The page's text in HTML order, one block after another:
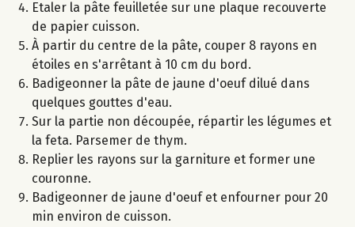
Etaler la pâte feuilletée sur une plaque recouverte
de papier cuisson.
À partir du centre de la pâte, couper 8 rayons en
étoiles en s'arrêtant à 10 cm du bord.
Badigeonner la pâte de jaune d'oeuf dilué dans
quelques gouttes d'eau.
Sur la partie non découpée, répartir les légumes et
la feta. Parsemer de thym.
Replier les rayons sur la garniture et former une
couronne.
Badigeonner de jaune d'oeuf et enfourner pour 20
min environ de cuisson.